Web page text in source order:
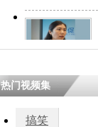
热门视频集
搞笑